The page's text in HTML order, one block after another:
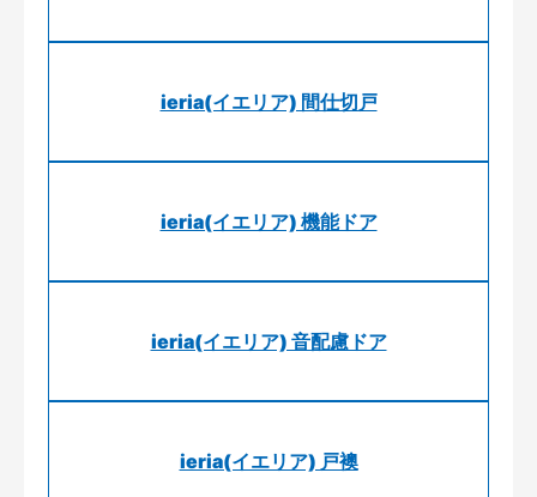
ieria(イエリア) 間仕切戸
ieria(イエリア) 機能ドア
ieria(イエリア) 音配慮ドア
ieria(イエリア) 戸襖